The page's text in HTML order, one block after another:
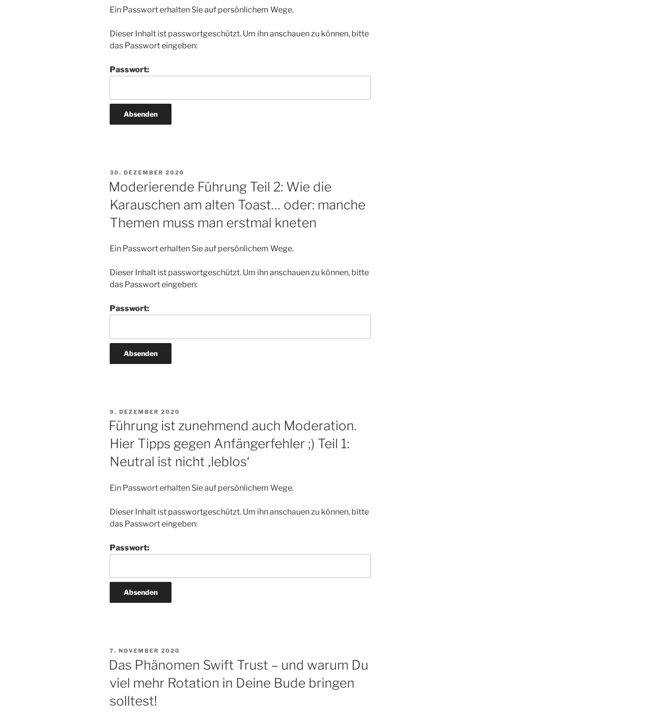
Ein Passwort erhalten Sie auf persönlichem Wege.
Dieser Inhalt ist passwortgeschützt. Um ihn anschauen zu können, bitte
das Passwort eingeben:
Passwort:
VERÖFFENTLICHT
AM
30. DEZEMBER 2020
Moderierende Führung Teil 2: Wie die
Karauschen am alten Toast… oder: manche
Themen muss man erstmal kneten
Ein Passwort erhalten Sie auf persönlichem Wege.
Dieser Inhalt ist passwortgeschützt. Um ihn anschauen zu können, bitte
das Passwort eingeben:
Passwort:
VERÖFFENTLICHT
AM
9. DEZEMBER 2020
Führung ist zunehmend auch Moderation.
Hier Tipps gegen Anfängerfehler ;) Teil 1:
Neutral ist nicht ‚leblos‘
Ein Passwort erhalten Sie auf persönlichem Wege.
Dieser Inhalt ist passwortgeschützt. Um ihn anschauen zu können, bitte
das Passwort eingeben:
Passwort:
VERÖFFENTLICHT
AM
7. NOVEMBER 2020
Das Phänomen Swift Trust – und warum Du
viel mehr Rotation in Deine Bude bringen
solltest!